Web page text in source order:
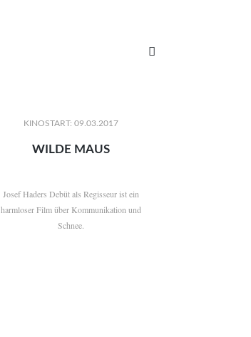

KINOSTART: 09.03.2017
WILDE MAUS
Josef Haders Debüt als Regisseur ist ein
harmloser Film über Kommunikation und
Schnee.